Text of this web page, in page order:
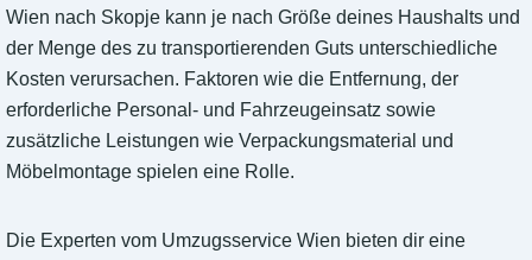
Wien nach Skopje kann je nach Größe deines Haushalts und
der Menge des zu transportierenden Guts unterschiedliche
Kosten verursachen. Faktoren wie die Entfernung, der
erforderliche Personal- und Fahrzeugeinsatz sowie
zusätzliche Leistungen wie Verpackungsmaterial und
Möbelmontage spielen eine Rolle.
Die Experten vom Umzugsservice Wien bieten dir eine